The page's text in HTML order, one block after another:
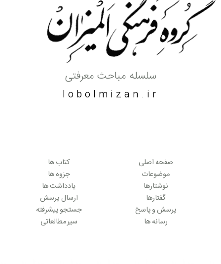
سلسله مباحث معرفتی
lobolmizan.ir
صفحه اصلی
موضوعات
نوشتارها
گفتارها
پرسش و پاسخ
رسانه ها
کتاب ها
جزوه ها
یادداشت ها
ارسال پرسش
جستجو پیشرفته
سیر مطالعاتی